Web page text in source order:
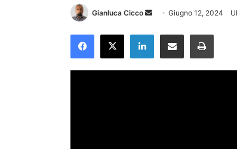
Gianluca Cicco
Invia Giugno 12, 2024
Facebook
X LinkedIn
Condividi via Email